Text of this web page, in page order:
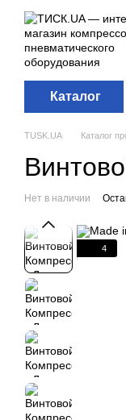
Перейти к основному
Каталог
TUSK.UA Каталог
Нет в наличии
4